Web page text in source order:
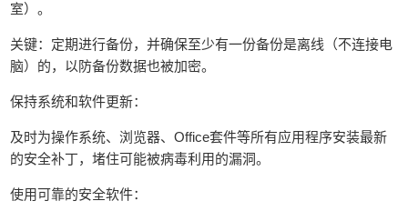
室）。
关键：定期进行备份，并确保至少有一份备份是离线（不连接电
脑）的，以防备份数据也被加密。
保持系统和软件更新：
及时为操作系统、浏览器、Office套件等所有应用程序安装最新
的安全补丁，堵住可能被病毒利用的漏洞。
使用可靠的安全软件：